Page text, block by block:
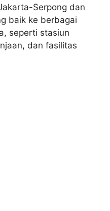
Serpong dan
baik ke berbagai
seperti stasiun
dan fasilitas